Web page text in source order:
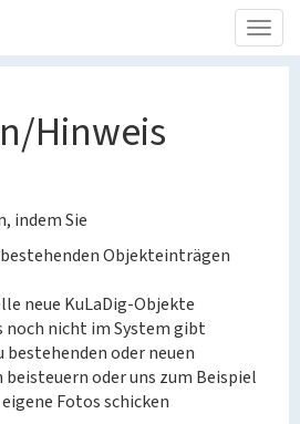
Hinweis
indem Sie
Objekteinträgen
neue KuLaDig-Objekte
noch nicht im System gibt
oder neuen
oder uns zum Beispiel
Fotos schicken